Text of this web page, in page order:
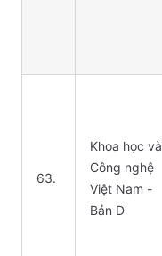
63.
Khoa học và
Công nghệ
Việt Nam -
Bản D